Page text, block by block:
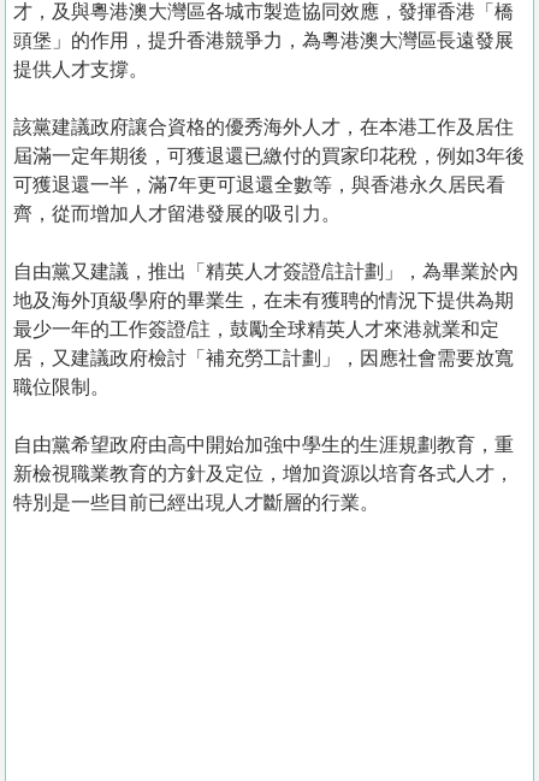
才，及與粵港澳大灣區各城市製造協同效應，發揮香港「橋
頭堡」的作用，提升香港競爭力，為粵港澳大灣區長遠發展
提供人才支撐。
該黨建議政府讓合資格的優秀海外人才，在本港工作及居住
屆滿一定年期後，可獲退還已繳付的買家印花稅，例如3年後
可獲退還一半，滿7年更可退還全數等，與香港永久居民看
齊，從而增加人才留港發展的吸引力。
自由黨又建議，推出「精英人才簽證/註計劃」，為畢業於內
地及海外頂級學府的畢業生，在未有獲聘的情況下提供為期
最少一年的工作簽證/註，鼓勵全球精英人才來港就業和定
居，又建議政府檢討「補充勞工計劃」，因應社會需要放寬
職位限制。
自由黨希望政府由高中開始加強中學生的生涯規劃教育，重
新檢視職業教育的方針及定位，增加資源以培育各式人才，
特別是一些目前已經出現人才斷層的行業。